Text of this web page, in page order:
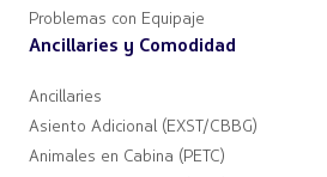
Problemas con Equipaje
Ancillaries y Comodidad
Ancillaries
Asiento Adicional (EXST/CBBG)
Animales en Cabina (PETC)